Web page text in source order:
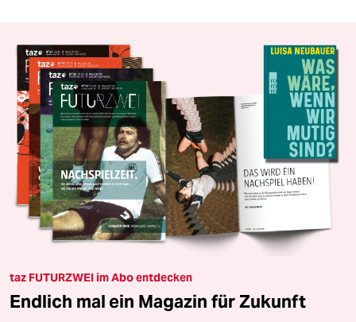
taz FUTURZWEI im Abo entdecken
Endlich mal ein Magazin für Zukunft